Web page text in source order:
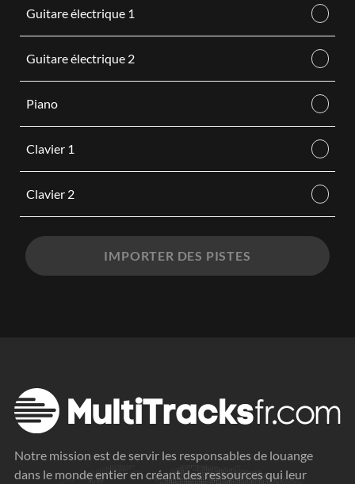
Guitare électrique 1
Guitare électrique 2
Piano
Clavier 1
Clavier 2
IMPORTER DES PISTES
Notre mission est de servir les responsables de louange
dans le monde entier en créant des ressources qui leur